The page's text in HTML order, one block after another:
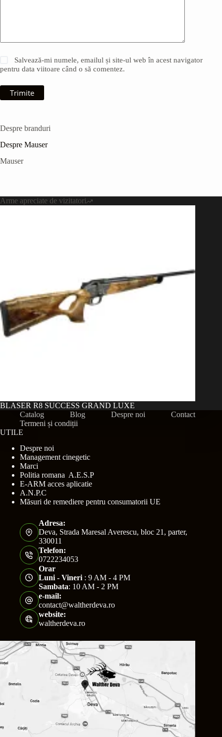
Salvează-mi numele, emailul și site-ul web în acest navigator
pentru data viitoare când o să comentez.
Trimite
Despre branduri
Despre Mauser
Mauser
Arme apreciate de vizitatori
BLASER R8 SUCCESS GRAND LUXE
Catalog
Blog Despre noi
Contact
Termeni și condiții
UTILE
Despre noi
Management cinegetic
Marci
Politia romana A.E.S.P
E-ARM acces aplicatie
A.N.P.C
Măsuri de remediere pentru consumatorii UE
Adresa:
Deva, Strada Maresal Averescu, bloc 21, parter,
330011
Telefon:
0722234053
Orar
Luni - Vineri: 9 AM - 4 PM
Sambata: 10 AM - 2 PM
e-mail:
contact@waltherdeva.ro
website:
waltherdeva.ro